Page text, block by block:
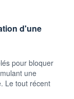
d'une
pour bloquer
une
Le tout récent